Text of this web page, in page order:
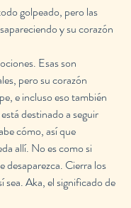
golpeado, pero las
y su corazón
Esas son
pero su corazón
e incluso eso también
destinado a seguir
cómo, así que
allí. No es como si
desaparezca. Cierra los
sea. Aka, el significado de